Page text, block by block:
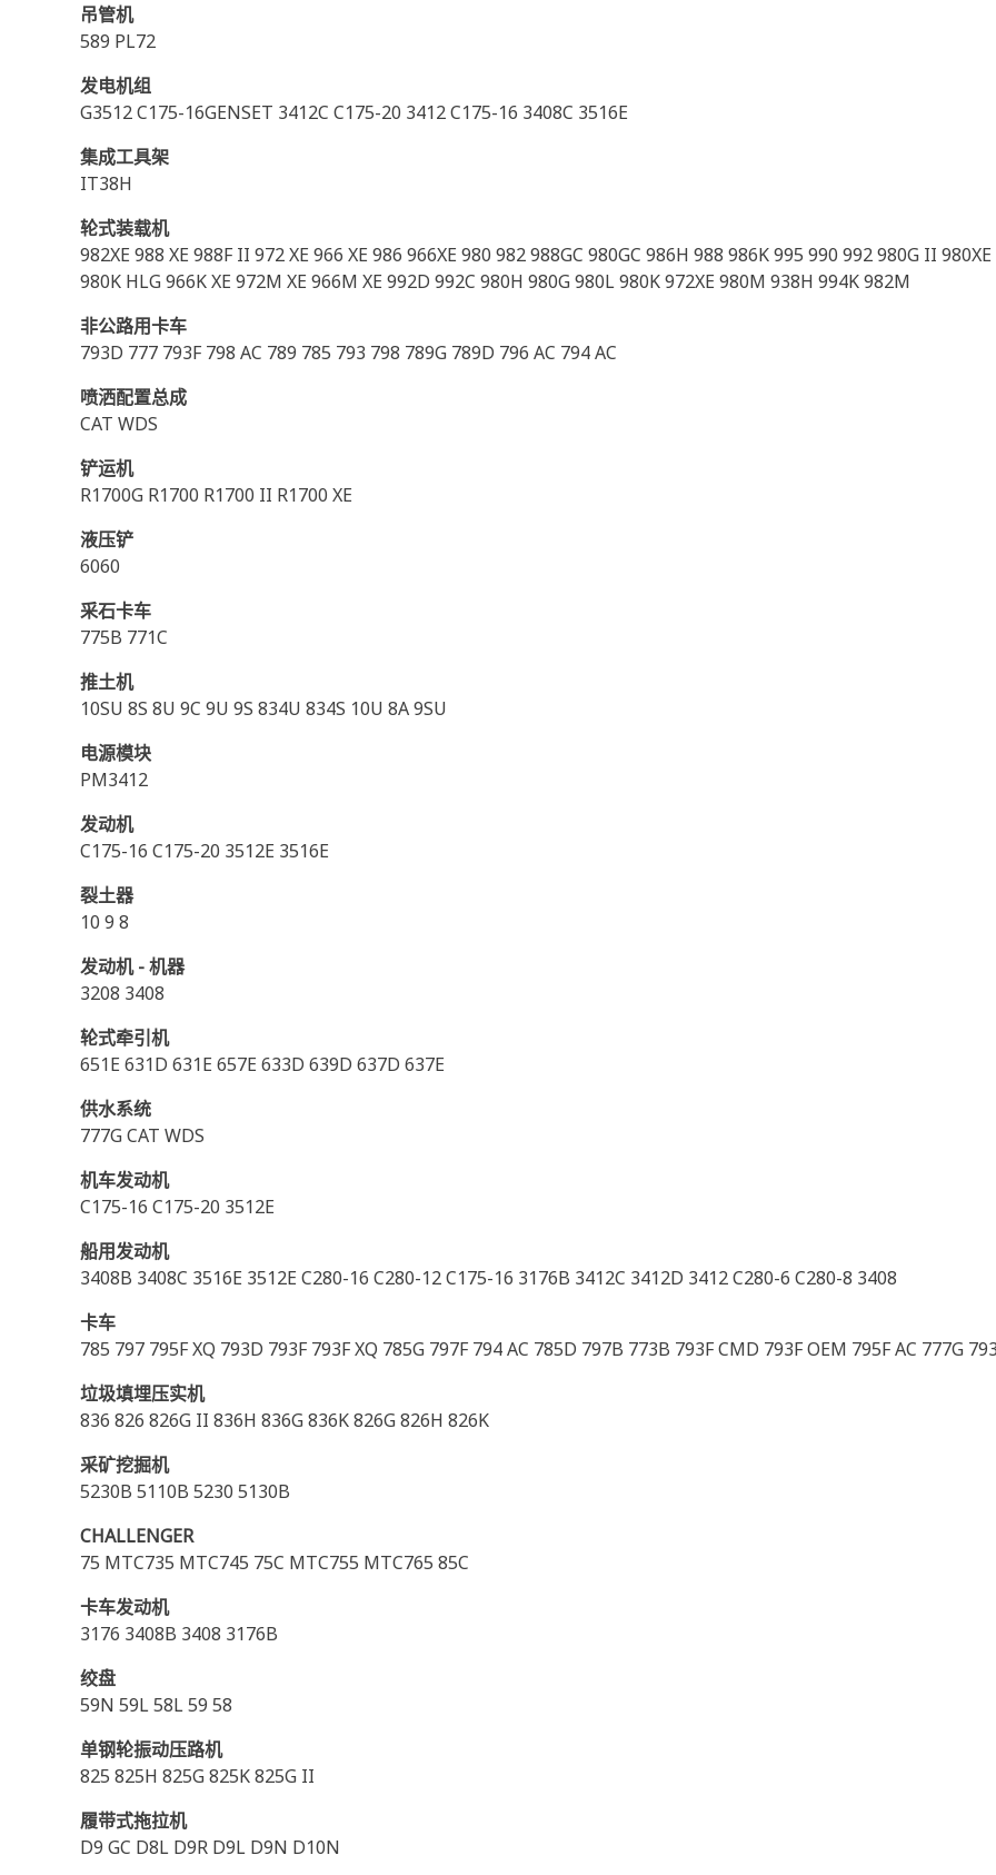
吊管机
589 PL72
发电机组
G3512 C175-16GENSET 3412C C175-20 3412 C175-16 3408C 3516E
集成工具架
IT38H
轮式装载机
982XE 988 XE 988F II 972 XE 966 XE 986 966XE 980 982 988GC 980GC 986H 988 986K 995 990 992 980G II
980K HLG 966K XE 972M XE 966M XE 992D 992C 980H 980G 980L 980K 972XE 980M 938H 994K 982M
非公路用卡车
793D 777 793F 798 AC 789 785 793 798 789G 789D 796 AC 794 AC
喷洒配置总成
CAT WDS
铲运机
R1700G R1700 R1700 II R1700 XE
液压铲
6060
采石卡车
775B 771C
推土机
10SU 8S 8U 9C 9U 9S 834U 834S 10U 8A 9SU
电源模块
PM3412
发动机
C175-16 C175-20 3512E 3516E
裂土器
10 9 8
发动机 - 机器
3208 3408
轮式牵引机
651E 631D 631E 657E 633D 639D 637D 637E
供水系统
777G CAT WDS
机车发动机
C175-16 C175-20 3512E
船用发动机
3408B 3408C 3516E 3512E C280-16 C280-12 C175-16 3176B 3412C 3412D 3412 C280-6 C280-8 3408
卡车
785 797 795F XQ 793D 793F 793F XQ 785G 797F 794 AC 785D 797B 773B 793F CMD 793F OEM 795F AC 777G
垃圾填埋压实机
836 826 826G II 836H 836G 836K 826G 826H 826K
采矿挖掘机
5230B 5110B 5230 5130B
CHALLENGER
75 MTC735 MTC745 75C MTC755 MTC765 85C
卡车发动机
3176 3408B 3408 3176B
绞盘
59N 59L 58L 59 58
单钢轮振动压路机
825 825H 825G 825K 825G II
履带式拖拉机
D9 GC D8L D9R D9L D9N D10N